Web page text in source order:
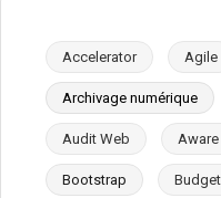
Accelerator Agile
Archivage numérique
Audit Web Aware
Bootstrap